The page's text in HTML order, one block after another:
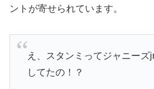
ントが寄せられています。
え、スタンミってジャニーズ
してたの！？